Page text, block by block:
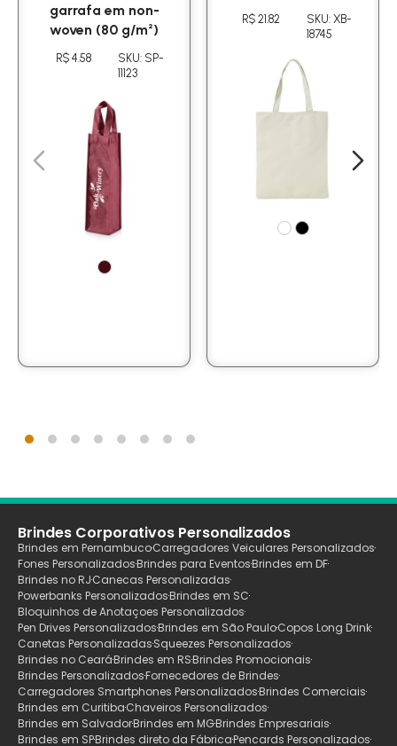
garrafa em non-
woven (80 g/m²)
R$ 4.58
SKU: SP-
11123
R$ 21.82
SKU: XB-
18745
Brindes Corporativos Personalizados
Brindes em PernambucoCarregadores Veiculares Personalizados
Fones PersonalizadosBrindes para EventosBrindes em DF
Brindes no RJCanecas Personalizadas
Powerbanks PersonalizadosBrindes em SC
Bloquinhos de Anotaçoes Personalizados
Pen Drives PersonalizadosBrindes em São PauloCopos Long Drink
Canetas PersonalizadasSqueezes Personalizados
Brindes no CearáBrindes em RSBrindes Promocionais
Brindes PersonalizadosFornecedores de Brindes
Carregadores Smartphones PersonalizadosBrindes Comerciais
Brindes em CuritibaChaveiros Personalizados
Brindes em SalvadorBrindes em MGBrindes Empresariais
Brindes em SPBrindes direto da FábricaPencards Personalizados